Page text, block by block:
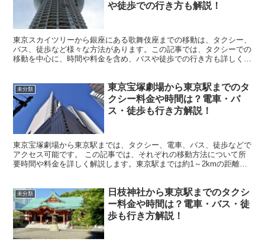
や徒歩での行き方も解説！
東京スカイツリーから銀座にある歌舞伎座までの移動は、タクシー、
バス、徒歩など様々な方法があります。この記事では、タクシーでの
移動を中心に、時間や料金を含め、バスや徒歩での行き方も詳しく解
未分類
東京宝塚劇場から東京駅までのタ
クシー料金や時間は？電車・バ
ス・徒歩も行き方解説！
東京宝塚劇場から東京駅までは、タクシー、電車、バス、徒歩などで
アクセス可能です。 この記事では、それぞれの移動方法について所
要時間や料金を詳しく解説します。東京駅までは約1～2kmの距離が
未分類
日枝神社から東京駅までのタクシ
ー料金や時間は？電車・バス・徒
歩も行き方解説！